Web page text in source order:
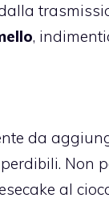
,
da
Non
al